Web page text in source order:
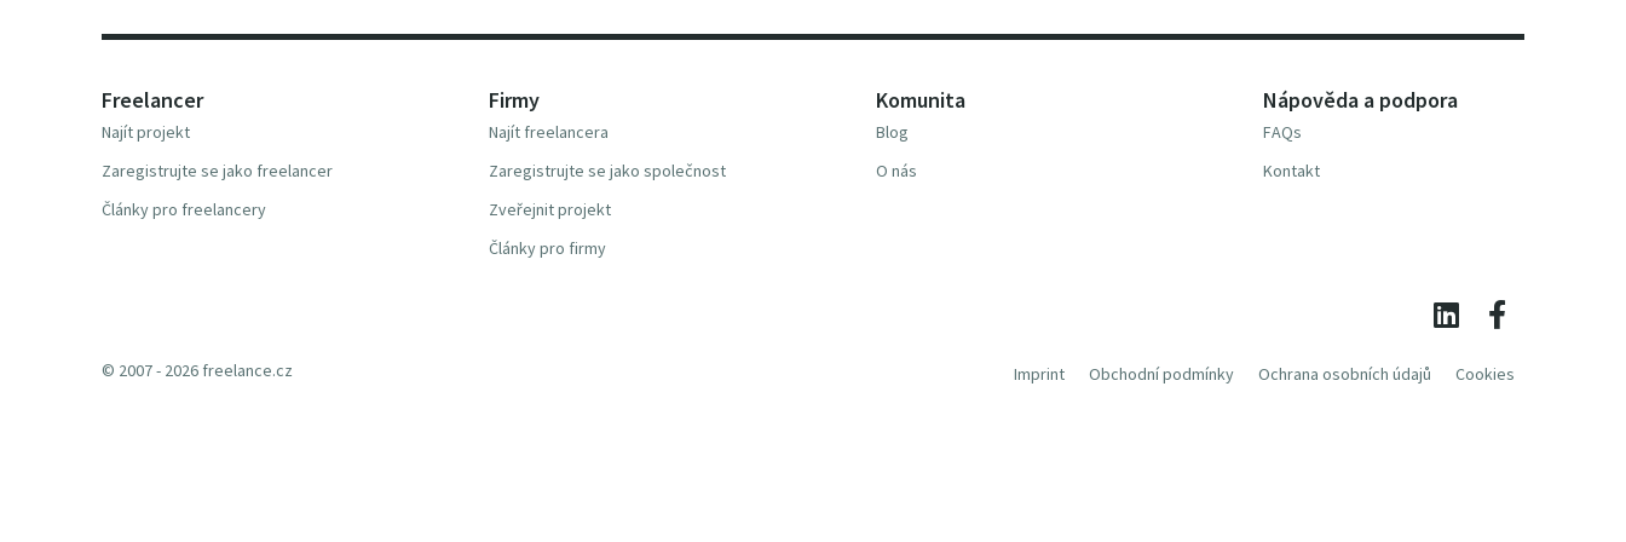
Freelancer
Najít projekt
Zaregistrujte se jako freelancer
Články pro freelancery
Firmy
Najít freelancera
Zaregistrujte se jako společnost
Zveřejnit projekt
Články pro firmy
Komunita
Blog
O nás
Nápověda a podpora
FAQs
Kontakt
Imprint Obchodní podmínky Ochrana osobních údajů Cookies
© 2007 - 2026 freelance.cz